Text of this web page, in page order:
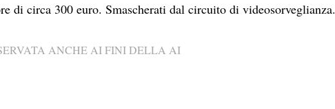
di circa 300 euro. Smascherati dal circuito di videosorveglianza.
ANCHE AI FINI DELLA AI